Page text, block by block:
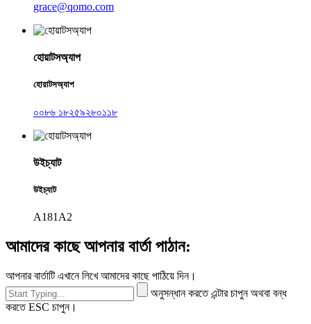
grace@qomo.com
হোয়াটসঅ্যাপ
হোয়াটসঅ্যাপ
০০৮৬ ১৮২৫৯২৮০১১৮
উইচ্যাট
উইচ্যাট
A181A2
আমাদের কাছে আপনার বার্তা পাঠান:
আপনার বার্তাটি এখানে লিখে আমাদের কাছে পাঠিয়ে দিন।
অনুসন্ধান করতে এন্টার চাপুন অথবা বন্ধ
করতে ESC চাপুন।